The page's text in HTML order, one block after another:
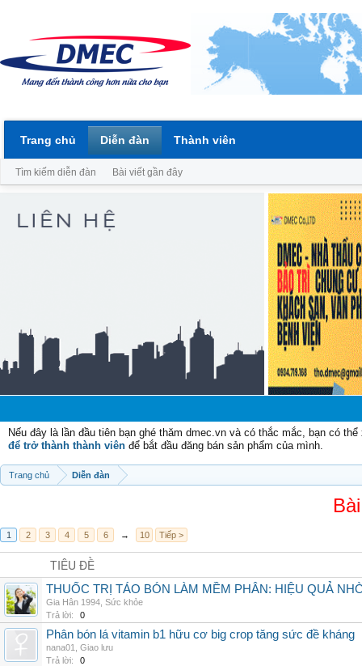
Nếu đây là lần đầu tiên bạn ghé thăm dmec.vn và có thắc mắc, bạn có
để trở thành thành viên để bắt đầu đăng bán sản phẩm của mình.
Trang chủ Diễn đàn
1 2 3 4 5 6 → 10 Tiếp >
TIÊU ĐỀ
THUỐC TRỊ TÁO BÓN LÀM MỀM PHÂN: HIỆU QUẢ
Gia Hân 1994 Sức khỏe
Trả lời:
0
Phân bón lá vitamin b1 hữu cơ big crop tăng sức đề kháng
nana01
Giao lưu
Trả lời:
0
Trang chủ Diễn đàn
Tìm kiếm diễn đàn Bài viết gần đây
Thành viên